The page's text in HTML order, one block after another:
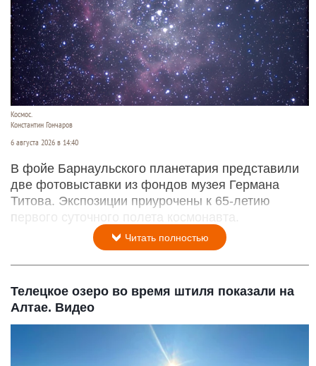
Космос.
Константин Гончаров
6 августа 2026 в 14:40
В фойе Барнаульского планетария представили
две фотовыставки из фондов музея Германа
Титова. Экспозиции приурочены к 65-летию
первого суточного полета космонавта.
Читать полностью
Телецкое озеро во время штиля показали на
Алтае. Видео